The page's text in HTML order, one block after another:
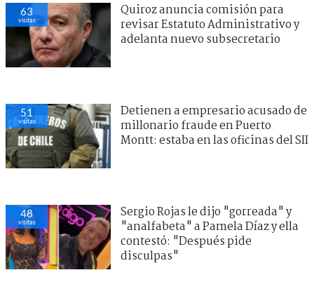
63
visitas
Quiroz anuncia comisión para
revisar Estatuto Administrativo y
adelanta nuevo subsecretario
51
visitas
Detienen a empresario acusado de
millonario fraude en Puerto
Montt: estaba en las oficinas del SII
48
visitas
Sergio Rojas le dijo "gorreada" y
"analfabeta" a Pamela Díaz y ella
contestó: "Después pide
disculpas"